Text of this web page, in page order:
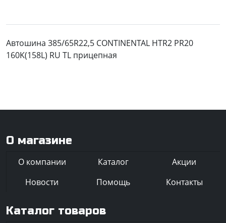
Автошина 385/65R22,5 CONTINENTAL HTR2 PR20
160K(158L) RU TL прицепная
О магазине
О компании Каталог
Акции
Новости
Помощь Контакты
Каталог товаров